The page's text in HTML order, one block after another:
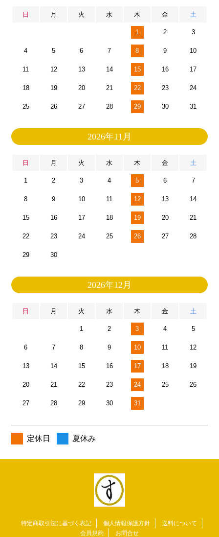
日 月 火 水 木 金 土
1 2 3
4 5 6 7 8 9 10
11 12 13 14 15 16 17
18 19 20 21 22 23 24
25 26 27 28 29 30 31
2026年11月
日 月 火 水 木 金 土
1 2 3 4 5 6 7
8 9 10 11 12 13 14
15 16 17 18 19 20 21
22 23 24 25 26 27 28
29 30
2026年12月
日 月 火 水 木 金 土
1 2 3 4 5
6 7 8 9 10 11 12
13 14 15 16 17 18 19
20 21 22 23 24 25 26
27 28 29 30 31
定休日 夏休み
特定商取引法に基づく表記 個人情報保護方針
送料について
会員規約
お問合せ